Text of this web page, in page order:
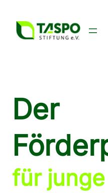
Inhalt
springen
Der
für junge